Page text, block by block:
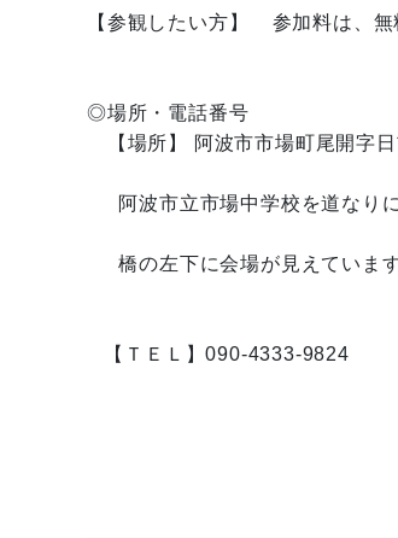
【参観したい方】 参加料は、無
◎場所・電話番号
【場所】 阿波市市場町尾開字
阿波市立市場中学校を道なりに
橋の左下に会場が見えています
【ＴＥＬ】090-4333-9824